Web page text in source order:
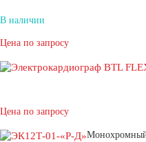
В наличии
Цена по запросу
Цена по запросу